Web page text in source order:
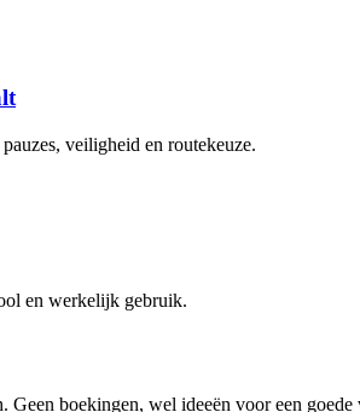
veiligheid en routekeuze.
en werkelijk gebruik.
Geen boekingen, wel ideeën voor een goede